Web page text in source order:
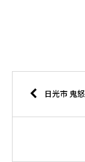
日光市 鬼